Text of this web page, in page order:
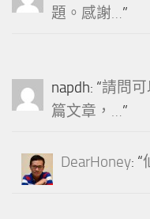
題。感謝…”
napdh: “請問
篇文章，…”
DearHoney: “